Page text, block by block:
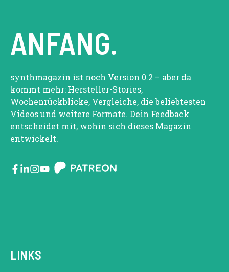
ANFANG.
synthmagazin ist noch Version 0.2 – aber da
kommt mehr: Hersteller-Stories,
Wochenrückblicke, Vergleiche, die beliebtesten
Videos und weitere Formate. Dein Feedback
entscheidet mit, wohin sich dieses Magazin
entwickelt.
LINKS